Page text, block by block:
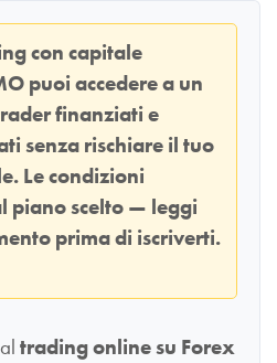
con capitale
puoi accedere a un
finanziati e
senza rischiare il tuo
Le condizioni
piano scelto — leggi
prima di iscriverti.
trading online su Forex